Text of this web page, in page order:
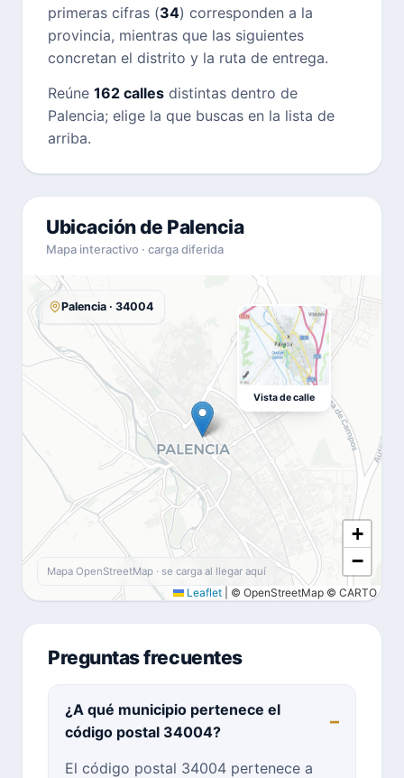
primeras cifras (34) corresponden a la
provincia, mientras que las siguientes
concretan el distrito y la ruta de entrega.
Reúne 162 calles distintas dentro de
Palencia; elige la que buscas en la lista de
arriba.
Ubicación de Palencia
Mapa interactivo · carga diferida
+
−
Leaflet © OpenStreetMap © CARTO
Palencia · 34004
Vista de calle
Mapa OpenStreetMap · se carga al llegar aquí
Preguntas frecuentes
¿A qué municipio pertenece el
código postal 34004?
El código postal 34004 pertenece a